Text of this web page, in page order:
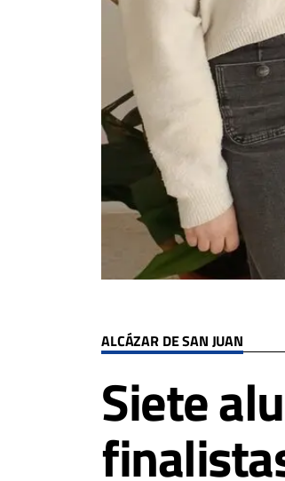
ALCÁZAR DE SAN JUAN
Siete